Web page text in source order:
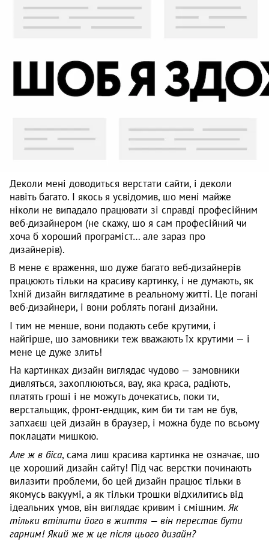
Деколи мені доводиться верстати сайти, і деколи
навіть багато. І якось я усвідомив, шо мені майже
ніколи не випадало працювати зі справді професійним
веб-дизайнером (не скажу, шо я сам професійний чи
хоча б хороший програміст… але зараз про
дизайнерів).
В мене є враження, шо дуже багато веб-дизайнерів
працюють тільки на красиву картинку, і не думають, як
їхній дизайн виглядатиме в реальному житті. Це погані
веб-дизайнери, і вони роблять погані дизайни.
І тим не менше, вони подають себе крутими, і
найгірше, шо замовники теж вважають їх крутими — і
мене це дуже злить!
На картинках дизайн виглядає чудово — замовники
дивляться, захоплюються, вау, яка краса, радіють,
платять гроші і не можуть дочекатись, поки ти,
верстальщик, фронт-ендщик, ким би ти там не був,
запхаєш цей дизайн в браузер, і можна буде по всьому
поклацати мишкою.
Але ж в біса, сама лиш красива картинка не означає, шо
це хороший дизайн сайту! Під час верстки починають
вилазити проблеми, бо цей дизайн працює тільки в
якомусь вакуумі, а як тільки трошки відхилитись від
ідеальних умов, він виглядає кривим і смішним. Як
тільки втілити його в життя — він перестає бути
гарним!Який же ж це після цього дизайн?